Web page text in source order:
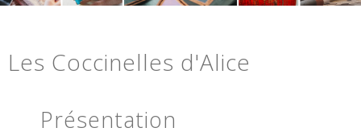
Les Coccinelles d'Alice
Présentation